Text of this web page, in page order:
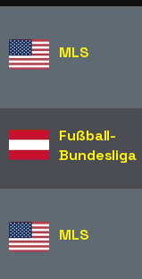
MLS
Fußball-
Bundesliga
MLS